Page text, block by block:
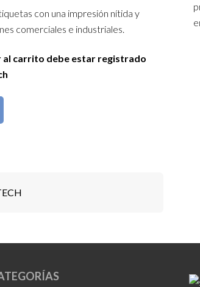
con una impresión nítida y
comerciales e industriales.
al carrito debe estar registrado